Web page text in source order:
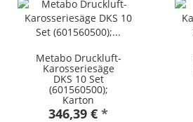
Metabo Druckluft-
Karosseriesäge
DKS 10 Set
(601560500);
Karton
346,39 € *